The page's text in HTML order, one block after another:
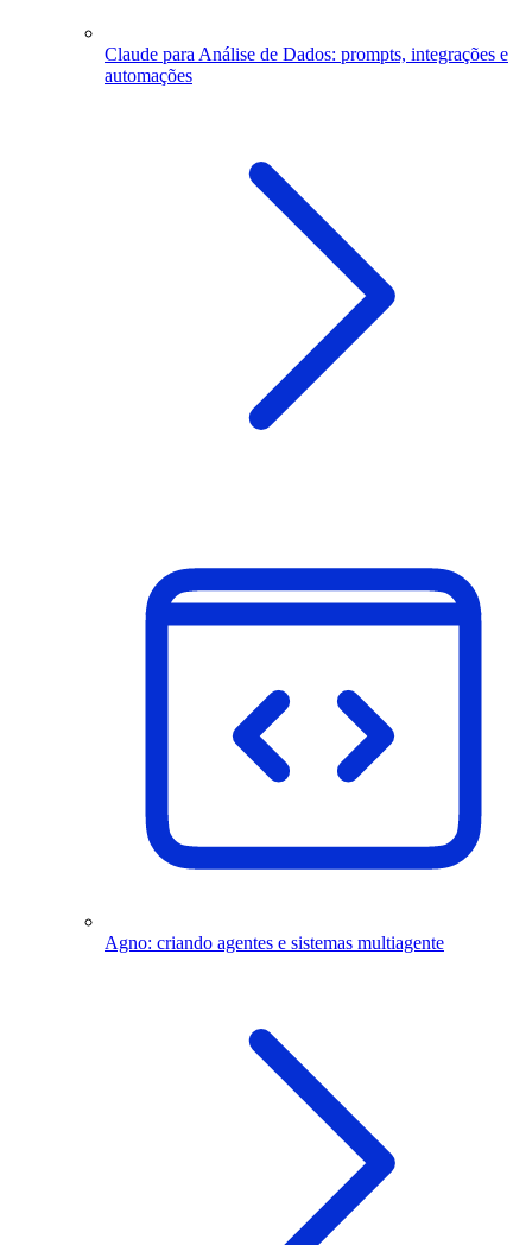
Claude para Análise de Dados: prompts, integrações e
automações
Agno: criando agentes e sistemas multiagente